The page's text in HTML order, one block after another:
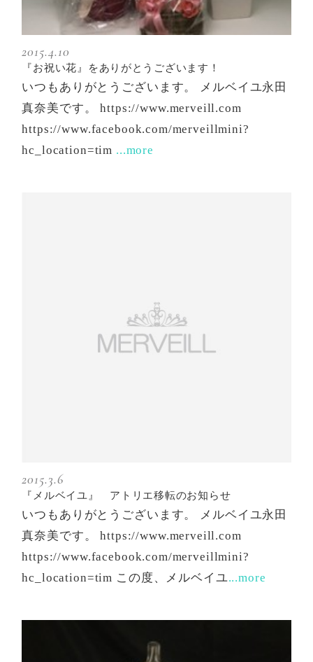
2015.4.10
『お祝い花』をありがとうございます！
いつもありがとうございます。 メルベイユ永田
真奈美です。 https://www.merveill.com
https://www.facebook.com/merveillmini?
hc_location=tim ...more
2015.3.6
『メルベイユ』 アトリエ移転のお知らせ
いつもありがとうございます。 メルベイユ永田
真奈美です。 https://www.merveill.com
https://www.facebook.com/merveillmini?
hc_location=tim この度、メルベイユ...more